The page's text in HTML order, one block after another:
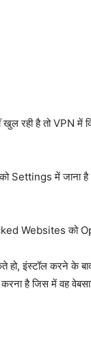
रही है तो VPN में
Settings में जाना
Websites को
इंस्टॉल करने के
है जिस में वह